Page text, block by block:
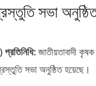
সভা
জাতীয়তাবাদী
সভা অনুষ্ঠিত হয়েছে।